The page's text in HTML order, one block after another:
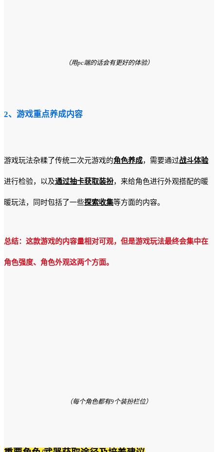
（用pc端的话会有更好的体验）
2、游戏重点养成内容
游戏玩法杂糅了传统二次元游戏的角色养成，需要通过战斗体验
进行检验，以及通过抽卡获取装扮，来给角色进行外观搭配的暖
暖玩法，同时包括了一些探索收集等方面的内容。
总结：这款游戏的内容量相对可观，但是游戏玩法最终会集中在
角色强度、角色外观这两个方面。
（每个角色都有9个装扮栏位）